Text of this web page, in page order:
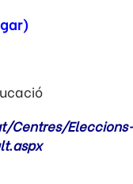
Centres/